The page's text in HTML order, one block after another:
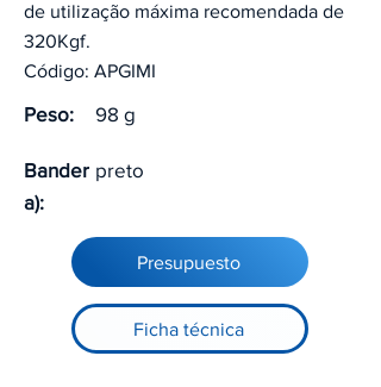
de utilização máxima recomendada de
320Kgf.
Código: APGIMI
Peso: 98 g
Bander
a):
preto
Presupuesto
Ficha técnica